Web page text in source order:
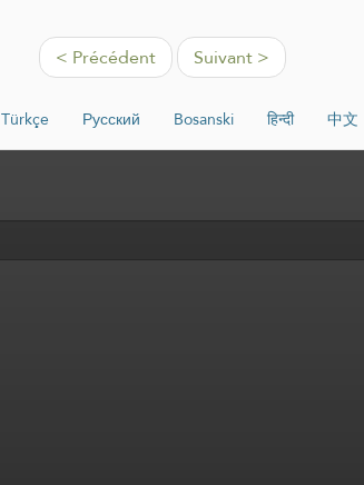
< Précédent Suivant >
Türkçe Русский Bosanski हिन्दी 中文